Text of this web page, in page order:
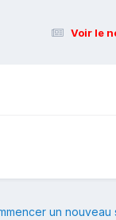
Voir le
un nouveau